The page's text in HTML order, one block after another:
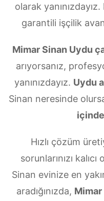
olarak
garantili işçilik
Mimar Sinan Uydu
arıyorsanız,
yanınızdayız. Uydu
Sinan neresinde
içinde
Hızlı çözüm
sorunlarınızı
Sinan evinize en
aradığınızda, Mimar